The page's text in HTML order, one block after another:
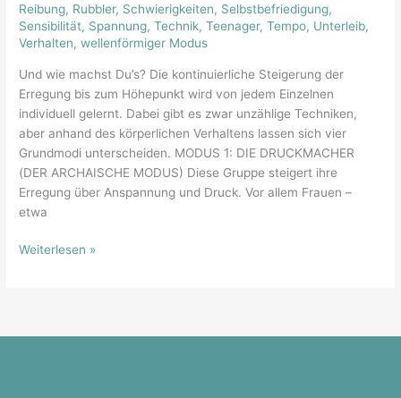
Reibung, Rubbler, Schwierigkeiten, Selbstbefriedigung,
Sensibilität, Spannung,Technik,Teenager,Tempo, Unterleib,
Verhalten,wellenförmiger Modus
Und wie machst Du’s? Die kontinuierliche Steigerung der
Erregung bis zum Höhepunkt wird von jedem Einzelnen
individuell gelernt. Dabei gibt es zwar unzählige Techniken,
aber anhand des körperlichen Verhaltens lassen sich vier
Grundmodi unterscheiden. MODUS 1: DIE DRUCKMACHER
(DER ARCHAISCHE MODUS) Diese Gruppe steigert ihre
Erregung über Anspannung und Druck. Vor allem Frauen –
etwa
Weiterlesen »